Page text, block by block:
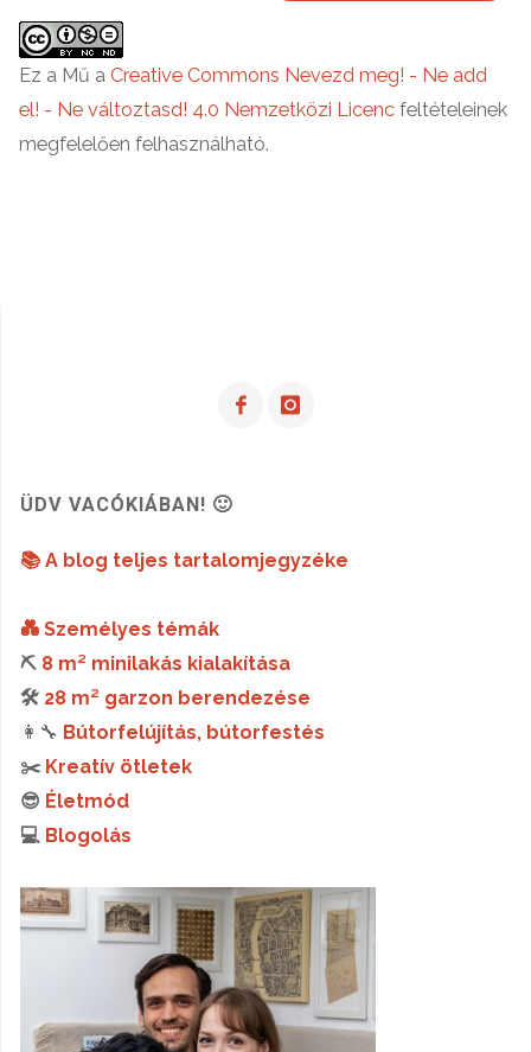
Ez a Mű a Creative Commons Nevezd meg! - Ne add
el! - Ne változtasd! 4.0 Nemzetközi Licenc feltételeinek
megfelelően felhasználható.
ÜDV VACÓKIÁBAN! 🙂
📚 A blog teljes tartalomjegyzéke
💑 Személyes témák
⛏️ 8 m² minilakás kialakítása
🛠️ 28 m² garzon berendezése
👩‍🔧 Bútorfelújítás, bútorfestés
✂️ Kreatív ötletek
😎 Életmód
💻 Blogolás